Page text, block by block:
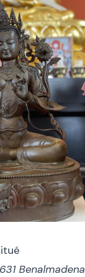
Benalmadena